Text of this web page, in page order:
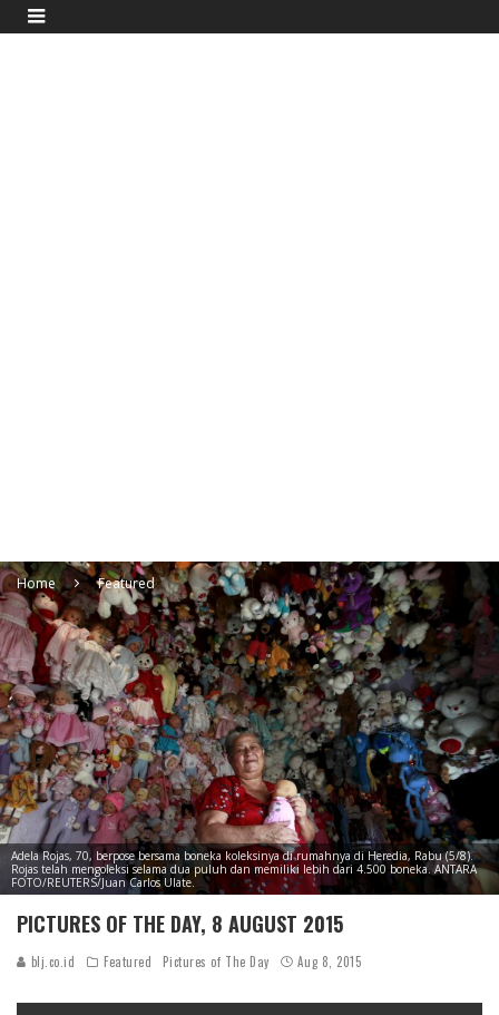
Home Featured
Adela Rojas, 70, berpose bersama boneka koleksinya di rumahnya di Heredia, Rabu (5/8).
Rojas telah mengoleksi selama dua puluh dan memiliki lebih dari 4.500 boneka. ANTARA
FOTO/REUTERS/Juan Carlos Ulate.
PICTURES OF THE DAY, 8 AUGUST 2015
blj.co.id Featured Pictures of The Day Aug 8, 2015